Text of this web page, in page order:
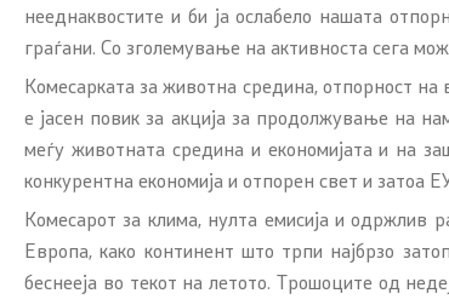
нееднаквостите и би ја ослабело нашата
граѓани. Со зголемување на активноста сега
Комесарката за животна средина, отпорност
е јасен повик за акција за продолжување на
меѓу животната средина и економијата и на
конкурентна економија и отпорен свет и затоа
Комесарот за клима, нулта емисија и одржлив
Европа, како континент што трпи најбрзо
беснееја во текот на летото. Трошоците од